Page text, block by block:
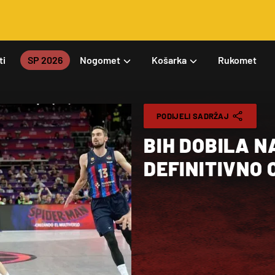
SP 2026 Nogomet Košarka Rukomet
PODIJELI SADRŽAJ
BIH DOBILA
DEFINITIVNO